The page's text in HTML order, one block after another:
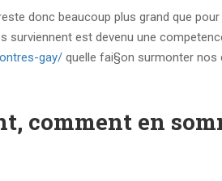
donc beaucoup plus grand que
est devenu une
gay/ quelle fai§on surmonter nos
comment en